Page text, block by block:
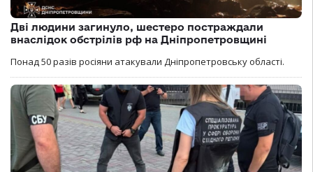
Дві людини загинуло, шестеро постраждали
внаслідок обстрілів рф на Дніпропетровщині
Понад 50 разів росіяни атакували Дніпропетровську області.